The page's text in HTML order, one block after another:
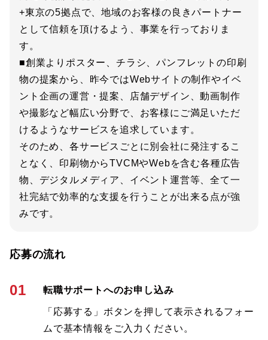
+東京の5拠点で、地域のお客様の良きパートナー
として信頼を頂けるよう、事業を行っておりま
す。
■創業よりポスター、チラシ、パンフレットの印刷
物の提案から、昨今ではWebサイトの制作やイベ
ント企画の運営・提案、店舗デザイン、動画制作
や撮影など幅広い分野で、お客様にご満足いただ
けるようなサービスを追求しています。
そのため、各サービスごとに別会社に発注するこ
となく、印刷物からTVCMやWebを含む各種広告
物、デジタルメディア、イベント運営等、全て一
社完結で効率的な支援を行うことが出来る点が強
みです。
応募の流れ
01 転職サポートへのお申し込み
「応募する」ボタンを押して表示されるフォー
ムで基本情報をご入力ください。